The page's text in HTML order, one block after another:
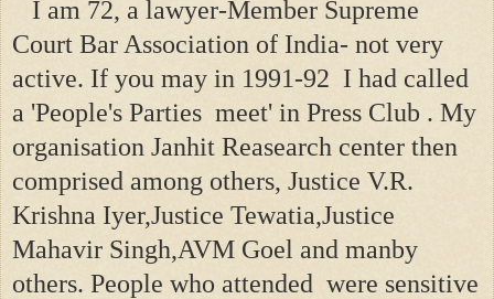
I am 72, a lawyer-Member Supreme
Court Bar Association of India- not very
active. If you may in 1991-92 I had called
a 'People's Parties meet' in Press Club . My
organisation Janhit Reasearch center then
comprised among others, Justice V.R.
Krishna Iyer,Justice Tewatia,Justice
Mahavir Singh,AVM Goel and manby
others. People who attended were sensitive